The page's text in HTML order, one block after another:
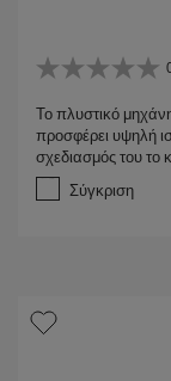
0
0
α
π
5
ρ
ι
Το πλυστικό
προσφέρει υψηλή
σχεδιασμός του το
Σύγκριση